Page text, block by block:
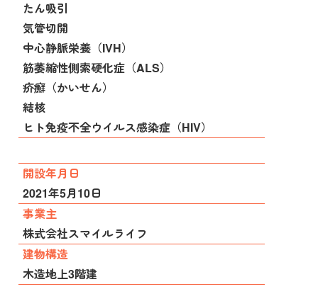
たん吸引
気管切開
中心静脈栄養（IVH）
筋萎縮性側索硬化症（ALS）
疥癬（かいせん）
結核
ヒト免疫不全ウイルス感染症（HIV）
開設年月日
2021年5月10日
事業主
株式会社スマイルライフ
建物構造
木造地上3階建